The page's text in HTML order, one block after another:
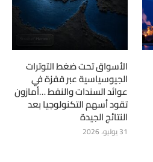
الأسواق تحت ضغط التوترات
الجيوسياسية عبر قفزة في
عوائد السندات والنفط …أمازون
تقود أسهم التكنولوجيا بعد
النتائج الجيدة
31 يوليو، 2026